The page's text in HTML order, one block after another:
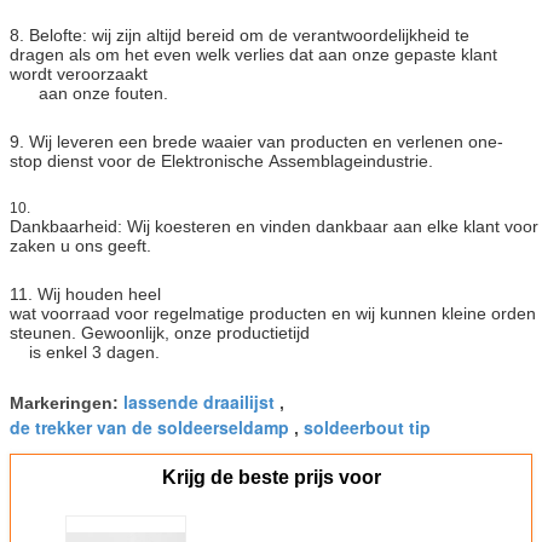
8. Belofte: wij zijn altijd bereid om de verantwoordelijkheid te
dragen als om het even welk verlies dat aan onze gepaste klant
wordt veroorzaakt
aan onze fouten.
9. Wij leveren een brede waaier van producten en verlenen one-
stop dienst voor de Elektronische Assemblageindustrie.
10.
Dankbaarheid: Wij koesteren en vinden dankbaar aan elke klant voor
zaken u ons geeft.
11. Wij houden heel
wat voorraad voor regelmatige producten en wij kunnen kleine orden
steunen. Gewoonlijk, onze productietijd
is enkel 3 dagen.
Markeringen: lassende draailijst ,
de trekker van de soldeerseldamp , soldeerbout tip
Krijg de beste prijs voor